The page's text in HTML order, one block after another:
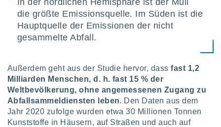
können
auf
Sie
In der nördlichen Hemisphäre ist der Müll
die größte Emissionsquelle. Im Süden ist die
Hauptquelle der Emissionen der nicht
gesammelte Abfall.
Außerdem geht aus der Studie hervor, dassfast 1,2
Milliarden Menschen, d. h. fast 15 % der
Weltbevölkerung, ohne angemessenen Zugang zu
Abfallsammeldiensten leben. Den Daten aus dem
Jahr 2020 zufolge wurden etwa 30 Millionen Tonnen
Kunststoffe in Häusern, auf Straßen und auch auf